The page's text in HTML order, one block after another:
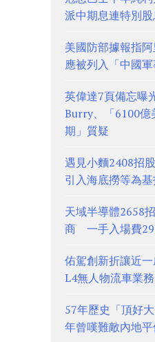
派中期息連特別
美國防部據報指
應被列入「中國軍
英偉達7頁備忘
Burry、「6100億
期」質疑
遇見小麵2408招
引入海底撈等為
天域半導體2658
商 一手入場費
佑駕創新折讓近
L4無人物流車業
57年歷史「頂好
年曾嘆難敵內地